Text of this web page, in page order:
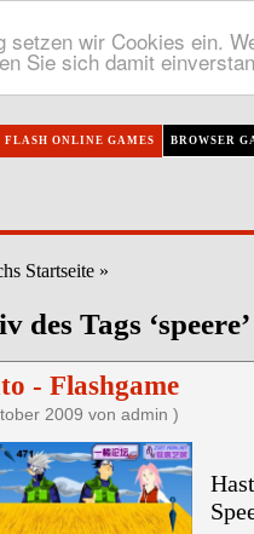
setzen wir Cookies ein.
Sie sich damit
FLASH ONLINE GAMES BROWSER
Startseite »
des Tags ‘speere’
- Flashgame
2009 von admin )